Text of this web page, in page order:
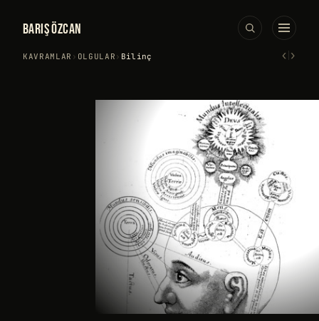
BARIŞ ÖZCAN
KAVRAMLAR › OLGULAR › Bilinç ‹›